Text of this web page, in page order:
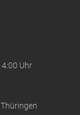
Uhr